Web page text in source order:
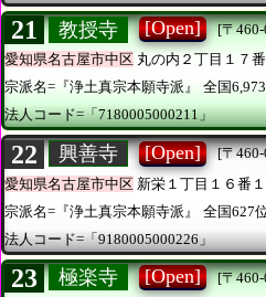
21 教授寺 [Open]
[〒
愛知県名古屋市中区 丸の内２丁目１７
宗派名=『浄土真宗本願寺派』
全国
法人コード=「7180005000211」
22 興善寺 [Open]
[〒
愛知県名古屋市中区 新栄１丁目１６番
宗派名=『浄土真宗本願寺派』
全国627
法人コード=「9180005000226」
23 極楽寺 [Open]
[〒